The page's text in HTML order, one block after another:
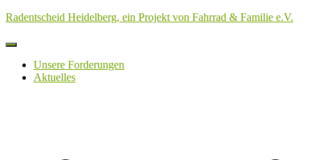
Radentscheid Heidelberg, ein Projekt von Fahrrad & Familie e.V.
Navigation
umschaltenUnsere Forderungen
Aktuelles